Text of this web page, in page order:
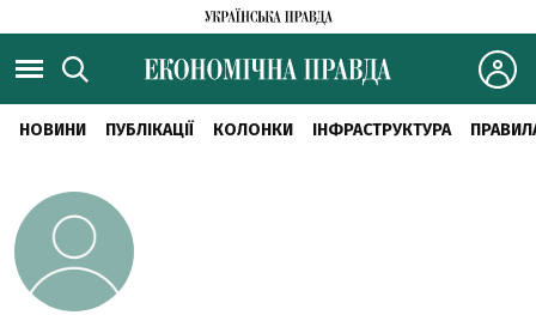
НОВИНИ ПУБЛІКАЦІЇ КОЛОНКИ ІНФРАСТРУКТУРА